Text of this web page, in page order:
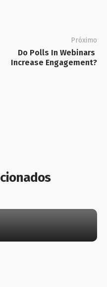
Próximo
Do Polls In Webinars
Increase Engagement?